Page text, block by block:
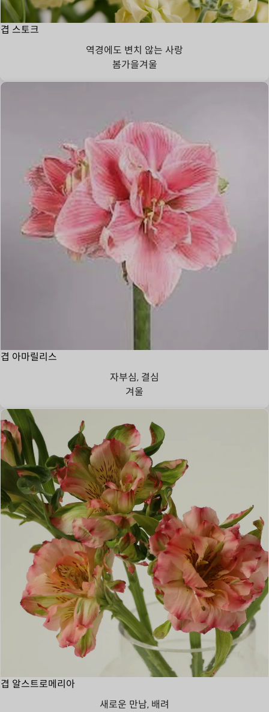
겹 스토크
역경에도 변치 않는 사랑
봄가을겨울
겹 아마릴리스
자부심, 결심
겨울
겹 알스트로메리아
새로운 만남, 배려